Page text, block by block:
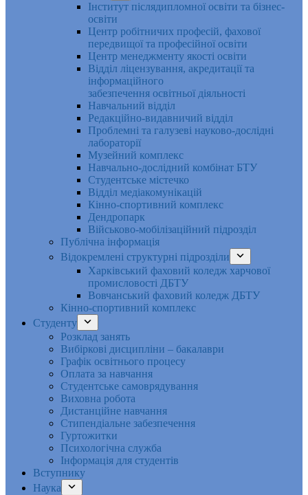
Інститут післядипломної освіти та бізнес-
освіти
Центр робітничих професій, фахової
передвищої та професійної освіти
Центр менеджменту якості освіти
Відділ ліцензування, акредитації та
інформаційного
забезпечення освітньої діяльності
Навчальний відділ
Редакційно-видавничий відділ
Проблемні та галузеві науково-дослідні
лабораторії
Музейний комплекс
Навчально-дослідний комбінат БТУ
Студентське містечко
Відділ медіакомунікацій
Кінно-спортивний комплекс
Дендропарк
Військово-мобілізаційний підрозділ
Публічна інформація
Відокремлені структурні підрозділи
Харківський фаховий коледж харчової
промисловості ДБТУ
Вовчанський фаховий коледж ДБТУ
Кінно-спортивний комплекс
Студенту
Розклад занять
Вибіркові дисципліни – бакалаври
Графік освітнього процесу
Оплата за навчання
Студентське самоврядування
Виховна робота
Дистанційне навчання
Стипендіальне забезпечення
Гуртожитки
Психологічна служба
Інформація для студентів
Вступнику
Наука